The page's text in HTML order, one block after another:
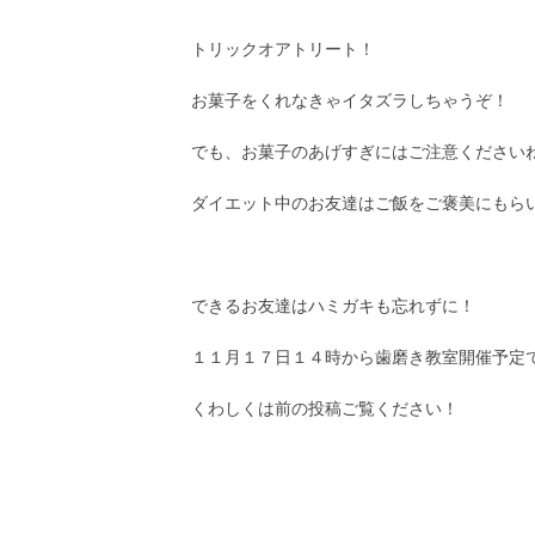
トリックオアトリート！
お菓子をくれなきゃイタズラしちゃうぞ！
でも、お菓子のあげすぎにはご注意ください
ダイエット中のお友達はご飯をご褒美にもら
できるお友達はハミガキも忘れずに！
１１月１７日１４時から歯磨き教室開催予定
くわしくは前の投稿ご覧ください！